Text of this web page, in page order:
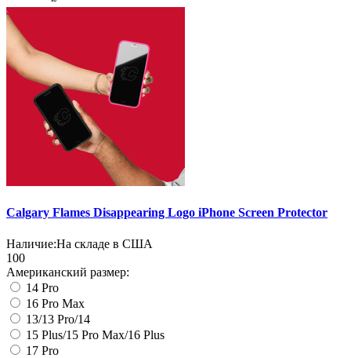
Calgary Flames Disappearing Logo iPhone Screen Protector
Наличие:На складе в США
100
Американский размер:
14 Pro
16 Pro Max
13/13 Pro/14
15 Plus/15 Pro Max/16 Plus
17 Pro